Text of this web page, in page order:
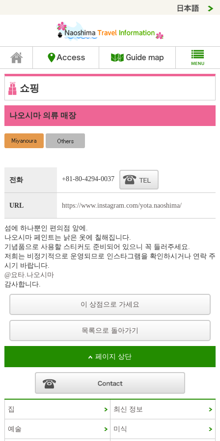
쇼핑
나오시마 의류 매장
전화 +81-80-4294-0037
URL https://www.instagram.com/yota.naoshima/
섬에 하나뿐인 편의점 앞에.
나오시마 페인트는 낡은 옷에 칠해집니다.
기념품으로 사용할 스티커도 준비되어 있으니 꼭 들러주세요.
저희는 비정기적으로 운영되므로 인스타그램을 확인하시거나 연락 주
시기 바랍니다.
@요타.나오시마
감사합니다.
이 상점으로 가세요
목록으로 돌아가기
페이지 상단
집 최신 정보
예술 미식